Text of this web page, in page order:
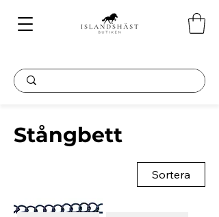
Stångbett
Sortera